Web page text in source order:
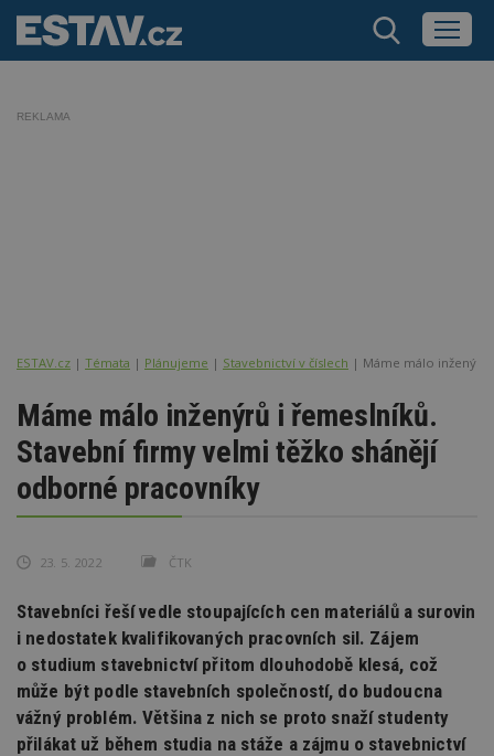
REKLAMA
ESTAV.cz Témata Plánujeme Stavebnictví v číslech Máme málo
Máme málo inženýrů i řemeslníků.
Stavební firmy velmi těžko shánějí
odborné pracovníky
23. 5. 2022 ČTK
Stavebníci řeší vedle stoupajících cen materiálů a surovin
i nedostatek kvalifikovaných pracovních sil. Zájem
o studium stavebnictví přitom dlouhodobě klesá, což
může být podle stavebních společností, do budoucna
vážný problém. Většina z nich se proto snaží studenty
přilákat už během studia na stáže a zájmu o stavebnictví